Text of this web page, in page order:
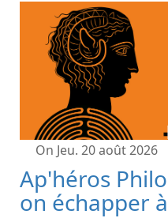
On Jeu. 20 août 2026
Ap'héros
on échapper